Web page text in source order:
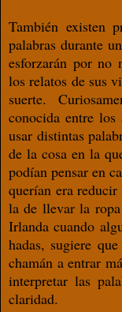
También existen
palabras durante
esforzarán por no
los relatos de sus
suerte.
conocida entre los
usar distintas
de la cosa en la
podían pensar en
querían era
la de llevar la
Irlanda cuando
hadas, sugiere
chamán a entrar
interpretar las
claridad.